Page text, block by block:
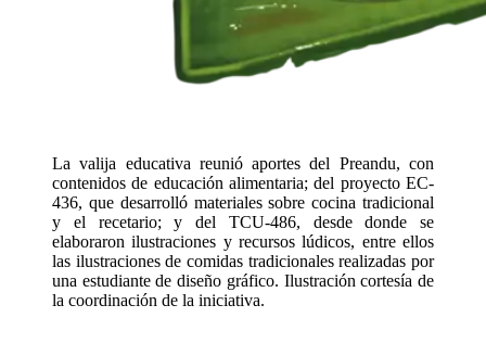
La valija educativa reunió aportes del Preandu, con
contenidos de educación alimentaria; del proyecto EC-
436, que desarrolló materiales sobre cocina tradicional
y el recetario; y del TCU-486, desde donde se
elaboraron ilustraciones y recursos lúdicos, entre ellos
las ilustraciones de comidas tradicionales realizadas por
una estudiante de diseño gráfico. Ilustración cortesía de
la coordinación de la iniciativa.